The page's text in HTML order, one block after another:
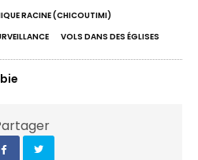
RACINE (CHICOUTIMI)
VOLS DANS DES ÉGLISES